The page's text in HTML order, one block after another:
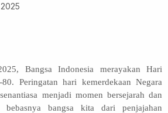
Bangsa Indonesia merayakan Hari
Peringatan hari kemerdekaan Negara
menjadi momen bersejarah dan
bebasnya bangsa kita dari penjajahan